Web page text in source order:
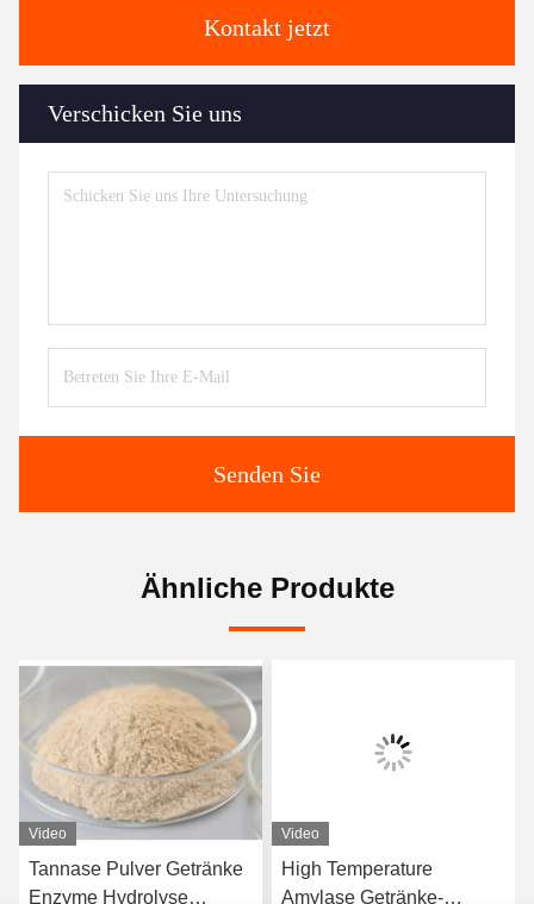
Kontakt jetzt
Verschicken Sie uns
Senden Sie
Ähnliche Produkte
Video
Tannase Pulver Getränke
Enzyme Hydrolyse
Video
High Temperature
Amylase Getränke-